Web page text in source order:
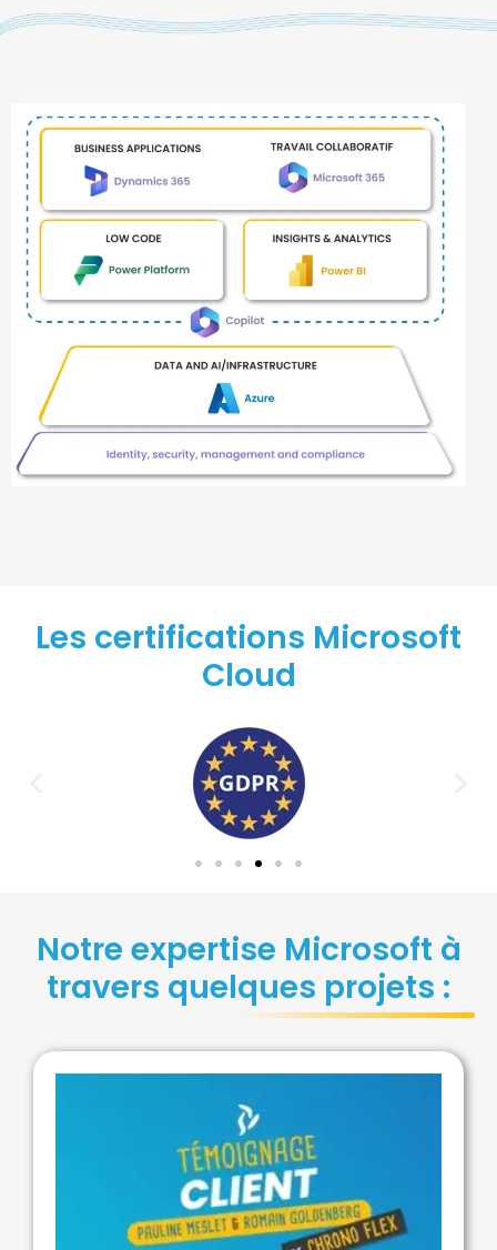
Les certifications Microsoft
Cloud
Notre expertise Microsoft à
travers quelques projets :